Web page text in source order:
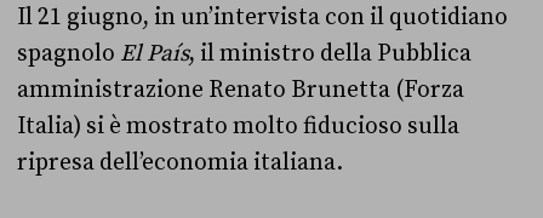
Il 21 giugno, in un’intervista con il quotidiano
spagnolo El País, il ministro della Pubblica
amministrazione Renato Brunetta (Forza
Italia) si è mostrato molto fiducioso sulla
ripresa dell’economia italiana.